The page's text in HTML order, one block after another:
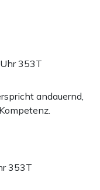
353T
andauernd,
353T